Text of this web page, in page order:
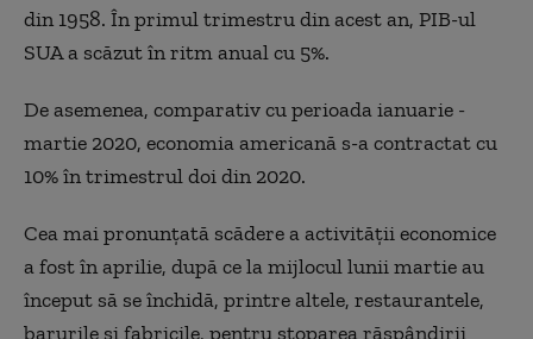
din 1958. În primul trimestru din acest an, PIB-ul
SUA a scăzut în ritm anual cu 5%.
De asemenea, comparativ cu perioada ianuarie -
martie 2020, economia americană s-a contractat cu
10% în trimestrul doi din 2020.
Cea mai pronunţată scădere a activităţii economice
a fost în aprilie, după ce la mijlocul lunii martie au
început să se închidă, printre altele, restaurantele,
barurile şi fabricile, pentru stoparea răspândirii